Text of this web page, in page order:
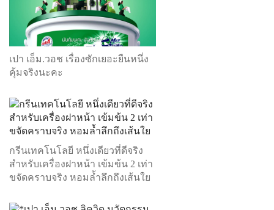
เปา เอ็ม.วอช เรื่องซักเยอะยืนหนึ่ง
คุ้มจริงนะคะ
กรีนเทคโนโลยี หนึ่งเดียวที่ดีจริง
สำหรับเครื่องฝาหน้า เข้มข้น 2 เท่า
ขจัดคราบจริง หอมล้ำลึกถึงเส้นใย